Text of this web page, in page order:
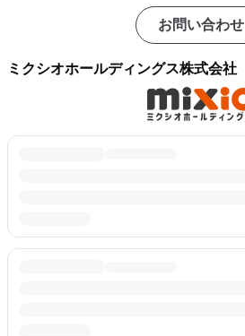
お問い合わせ
ミクシオホールディングス株式会社